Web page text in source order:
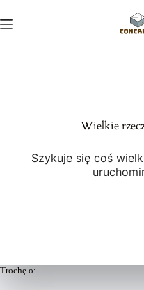
do
treści
Wielkie
Szykuje się coś
Trochę o: